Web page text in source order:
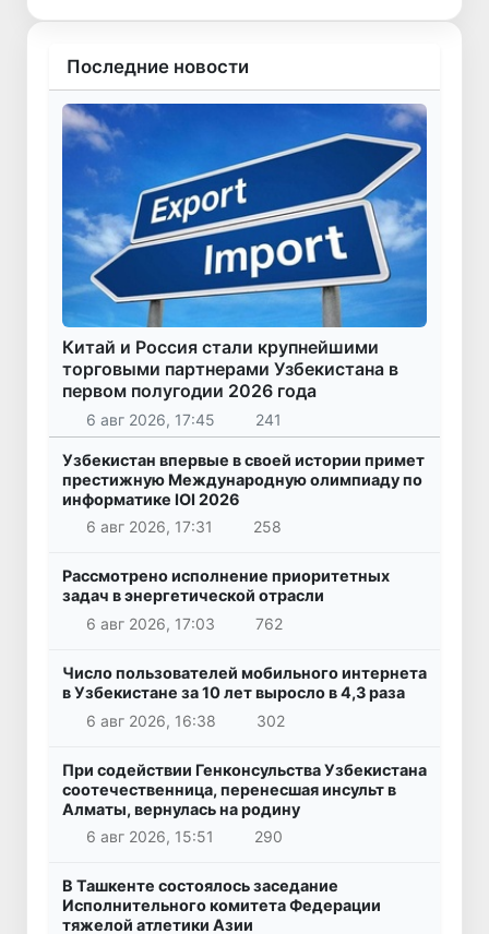
Последние новости
Китай и Россия стали крупнейшими
торговыми партнерами Узбекистана в
первом полугодии 2026 года
6 авг 2026, 17:45 241
Узбекистан впервые в своей истории примет
престижную Международную олимпиаду по
информатике IOI 2026
6 авг 2026, 17:31
258
Рассмотрено исполнение приоритетных
задач в энергетической отрасли
6 авг 2026, 17:03
762
Число пользователей мобильного интернета
в Узбекистане за 10 лет выросло в 4,3 раза
6 авг 2026, 16:38
302
При содействии Генконсульства Узбекистана
соотечественница, перенесшая инсульт в
Алматы, вернулась на родину
6 авг 2026, 15:51
290
В Ташкенте состоялось заседание
Исполнительного комитета Федерации
тяжелой атлетики Азии